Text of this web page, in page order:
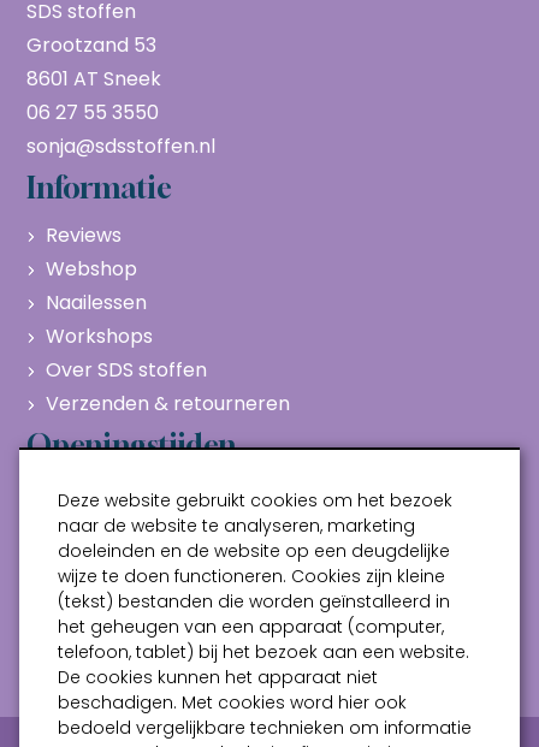
SDS stoffen
Grootzand 53
8601 AT Sneek
06 27 55 3550
sonja@sdsstoffen.nl
Informatie
Reviews
Webshop
Naailessen
Workshops
Over SDS stoffen
Verzenden & retourneren
Openingstijden
Maandag
Gesloten
Dinsdag
10:00 - 17:00
Woensdag
10:00 - 17:00
Donderdag
10:00 - 17:00
Vrijdag
10:00 - 17:00
Zaterdag
10:00 - 17:00
Deze website gebruikt cookies om het bezoek
naar de website te analyseren, marketing
doeleinden en de website op een deugdelijke
wijze te doen functioneren. Cookies zijn kleine
(tekst) bestanden die worden geïnstalleerd in
het geheugen van een apparaat (computer,
telefoon, tablet) bij het bezoek aan een website.
De cookies kunnen het apparaat niet
beschadigen. Met cookies word hier ook
bedoeld vergelijkbare technieken om informatie